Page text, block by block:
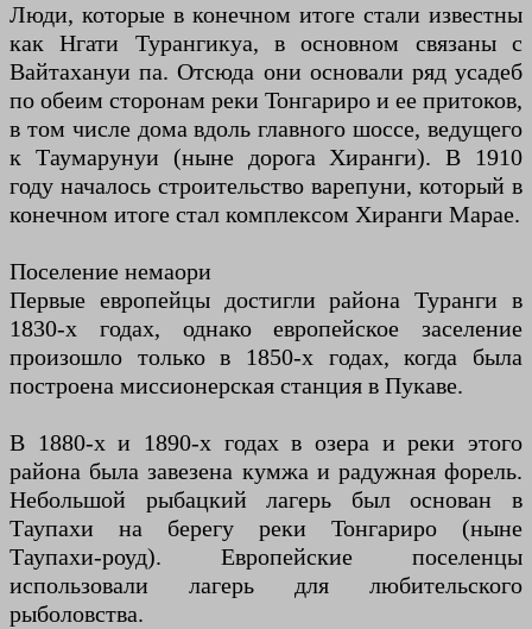
Люди, которые в конечном итоге стали известны
как Нгати Турангикуа, в основном связаны с
Вайтахануи па. Отсюда они основали ряд усадеб
по обеим сторонам реки Тонгариро и ее притоков,
в том числе дома вдоль главного шоссе, ведущего
к Таумарунуи (ныне дорога Хиранги). В 1910
году началось строительство варепуни, который в
конечном итоге стал комплексом Хиранги Марае.
Поселение немаори
Первые европейцы достигли района Туранги в
1830-х годах, однако европейское заселение
произошло только в 1850-х годах, когда была
построена миссионерская станция в Пукаве.
В 1880-х и 1890-х годах в озера и реки этого
района была завезена кумжа и радужная форель.
Небольшой рыбацкий лагерь был основан в
Таупахи на берегу реки Тонгариро (ныне
Таупахи-роуд). Европейские поселенцы
использовали лагерь для любительского
рыболовства.